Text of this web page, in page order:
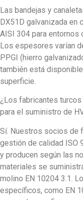
Las bandejas y
DX51D galvanizada en
AISI 304 para entornos
Los espesores varían
PPGI (hierro
también está
superficie.
¿Los fabricantes
para el suministro de
Sí. Nuestros socios de
gestión de calidad ISO
y producen según las
materiales se
molino EN 10204 3.1.
específicos, como EN